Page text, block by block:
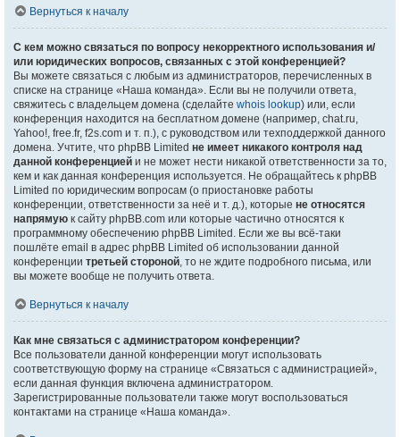
Вернуться к началу
С кем можно связаться по вопросу некорректного использования и/
или юридических вопросов, связанных с этой конференцией?
Вы можете связаться с любым из администраторов, перечисленных в
списке на странице «Наша команда». Если вы не получили ответа,
свяжитесь с владельцем домена (сделайте whois lookup) или, если
конференция находится на бесплатном домене (например, chat.ru,
Yahoo!, free.fr, f2s.com и т. п.), с руководством или техподдержкой данного
домена. Учтите, что phpBB Limited не имеет никакого контроля над
данной конференцией и не может нести никакой ответственности за то,
кем и как данная конференция используется. Не обращайтесь к phpBB
Limited по юридическим вопросам (о приостановке работы
конференции, ответственности за неё и т. д.), которые не относятся
напрямую к сайту phpBB.com или которые частично относятся к
программному обеспечению phpBB Limited. Если же вы всё-таки
пошлёте email в адрес phpBB Limited об использовании данной
конференции третьей стороной, то не ждите подробного письма, или
вы можете вообще не получить ответа.
Вернуться к началу
Как мне связаться с администратором конференции?
Все пользователи данной конференции могут использовать
соответствующую форму на странице «Связаться с администрацией»,
если данная функция включена администратором.
Зарегистрированные пользователи также могут воспользоваться
контактами на странице «Наша команда».